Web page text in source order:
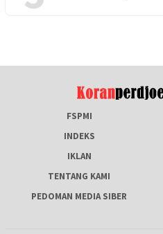
FSPMI
INDEKS
IKLAN
TENTANG KAMI
PEDOMAN MEDIA SIBER